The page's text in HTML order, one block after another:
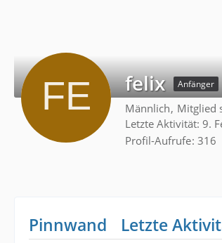
felix Anfänger
Männlich Mitglied
Letzte Aktivität: 9.
Profil-Aufrufe 316
Pinnwand Letzte